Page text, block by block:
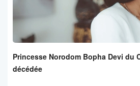
Princesse Norodom Bopha Devi du
décédée